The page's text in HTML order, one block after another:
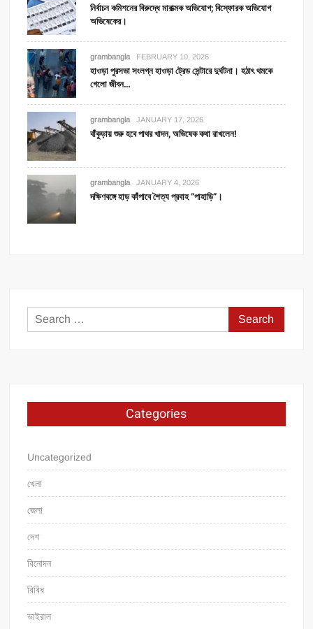
নির্বাচন কমিশনের বিরুদ্ধে মারাত্মক অভিযোগ; বিস্ফোরক অভিযোগ
অভিষেকের।
grambangla FEBRUARY 10, 2026
হাওড়া পুরসভা সংলগ্ন হাওড়া ট্রেড সেন্টারে দুর্ঘটনা। হঠাৎ থমকে
গেলো জীবন…
grambangla JANUARY 17, 2026
বাঁকুড়ায় শুরু হবে পাথর খাদন, অভিষেক কথা রাখলেন!
grambangla JANUARY 4, 2026
দক্ষিণবঙ্গে হাড় কাঁপাবে শৈত্য প্রবাহ “পাহাড়ি”।
Search
for:
Categories
Uncategorized
খেলা
জেলা
দেশ
বিনোদন
বিবিধ
ভাইরাল